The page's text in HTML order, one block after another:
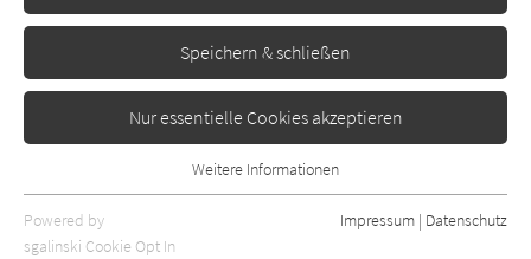
Standard
Alle Altersgruppen anzeigen
Speichern & schließen
Nur essentielle Cookies akzeptieren
Essentielle Cookies werden für grundlegende Funktionen der
Webseite benötigt. Dadurch ist gewährleistet, dass die Webseite
Weitere Informationen
Powered by
sgalinski Cookie Opt In
Impressum | Datenschutz